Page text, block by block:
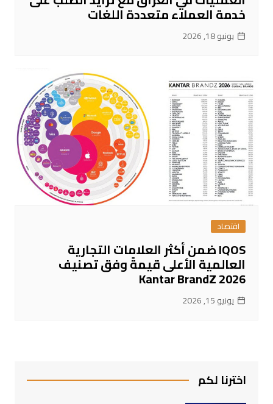
خدمة العملاء متعددة اللغات
يونيو 18, 2026
اقتصاد
IQOS ضمن أكثر العلامات التجارية
العالمية الأعلى قيمةً وفق تصنيف
Kantar BrandZ 2026
يونيو 15, 2026
اخترنا لكم